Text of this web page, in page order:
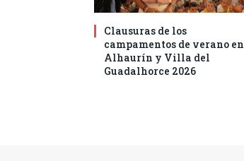
Clausuras de los
campamentos de verano en
Alhaurín y Villa del
Guadalhorce 2026